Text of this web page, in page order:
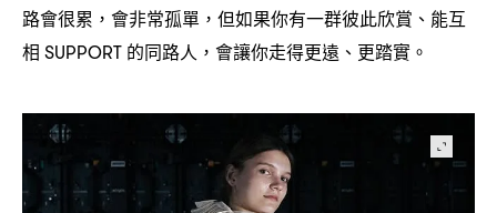
路會很累 ， 會非常孤單 ， 但如果你有一群彼此欣賞、能互
相 SUPPORT 的同路人 ， 會讓你走得更遠、更踏實。